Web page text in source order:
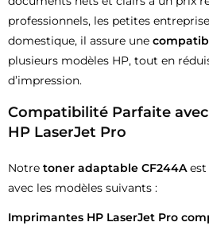
professionnels, les petites
domestique, il assure une
plusieurs modèles HP, tout en
d’impression.
Compatibilité Parfaite
HP LaserJet Pro
Notre toner adaptable CF244Aest
avec les modèles suivants :
Imprimantes HP LaserJet Pro